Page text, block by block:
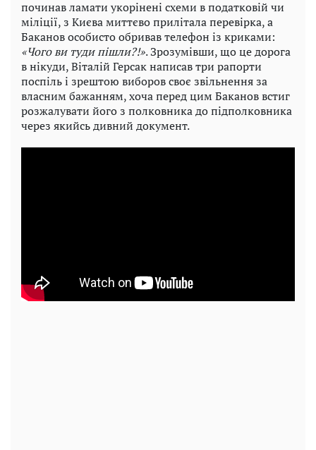
починав ламати укорінені схеми в податковій чи
міліції, з Києва миттєво прилітала перевірка, а
Баканов особисто обривав телефон із криками:
«Чого ви туди пішли?!». Зрозумівши, що це дорога
в нікуди, Віталій Герсак написав три рапорти
поспіль і зрештою виборов своє звільнення за
власним бажанням, хоча перед цим Баканов встиг
розжалувати його з полковника до підполковника
через якийсь дивний документ.